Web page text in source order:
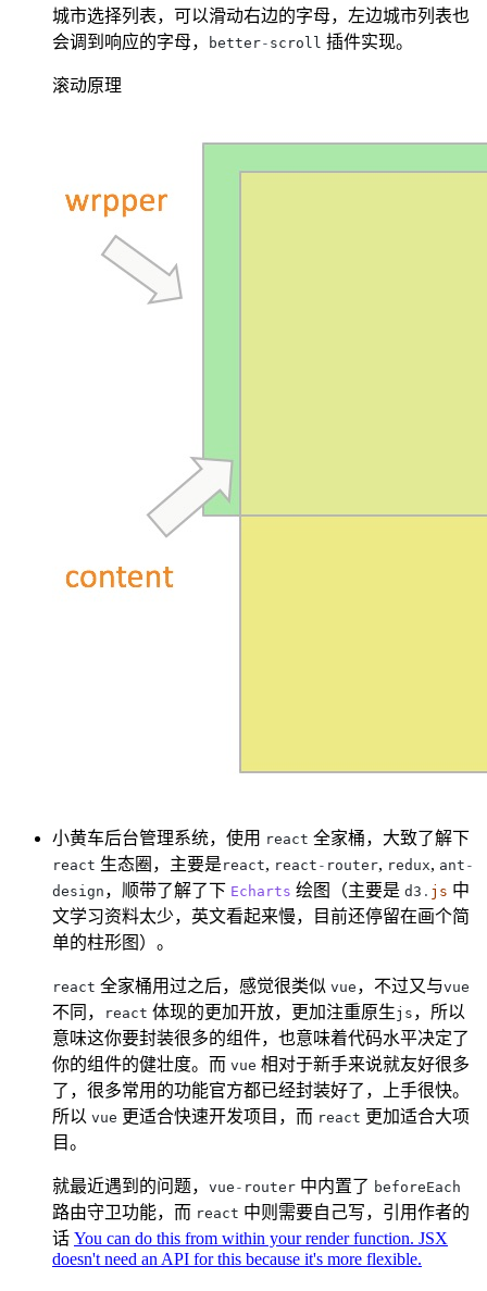
城市选择列表，可以滑动右边的字母，左边城市列表也
会调到响应的字母，
better- scroll 插件实现。
滚动原理
小黄车后台管理系统，使用 react 全家桶，大致了解下
react 生态圈，主要是 react, react - router, redux, ant -
design ，顺带了解了下 Echarts 绘图（主要是 d3 . js 中
文学习资料太少，英文看起来慢，目前还停留在画个简
单的柱形图）。
react 全家桶用过之后，感觉很类似 vue ，不过又与vue
不同， react 体现的更加开放，更加注重原生js ，所以
意味这你要封装很多的组件，也意味着代码水平决定了
你的组件的健壮度。而 vue 相对于新手来说就友好很多
了，很多常用的功能官方都已经封装好了，上手很快。
所以 vue 更适合快速开发项目，而 react 更加适合大项
目。
就最近遇到的问题， vue - router 中内置了 beforeEach
路由守卫功能，而 react 中则需要自己写，引用作者的
话 You can do this from within your render function. JSX
doesn't need an API for this because it's more flexible.